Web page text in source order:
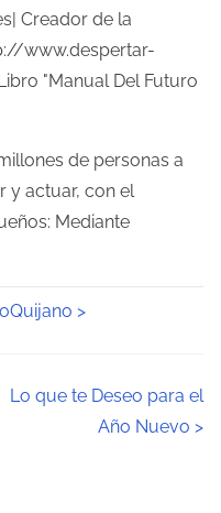
Creador de la
www.despertar-
"Manual Del Futuro
de personas a
y actuar, con el
Mediante
>
Lo que te Deseo para el
Año Nuevo >